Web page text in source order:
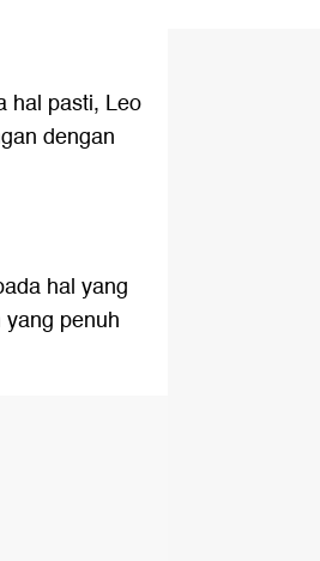
hal pasti, Leo
dengan
hal yang
penuh